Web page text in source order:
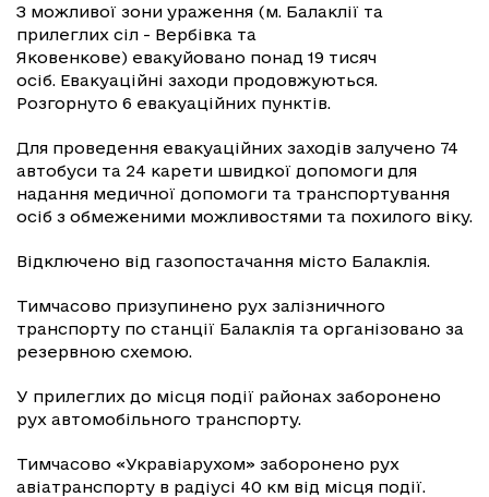
З можливої зони ураження (м. Балаклії та
прилеглих сіл - Вербівка та
Яковенкове) евакуйовано понад 19 тисяч
осіб. Евакуаційні заходи продовжуються.
Розгорнуто 6 евакуаційних пунктів.
Для проведення евакуаційних заходів залучено 74
автобуси та 24 карети швидкої допомоги для
надання медичної допомоги та транспортування
осіб з обмеженими можливостями та похилого віку.
Відключено від газопостачання місто Балаклія.
Тимчасово призупинено рух залізничного
транспорту по станції Балаклія та організовано за
резервною схемою.
У прилеглих до місця події районах заборонено
рух автомобільного транспорту.
Тимчасово «Укравіарухом» заборонено рух
авіатранспорту в радіусі 40 км від місця події.